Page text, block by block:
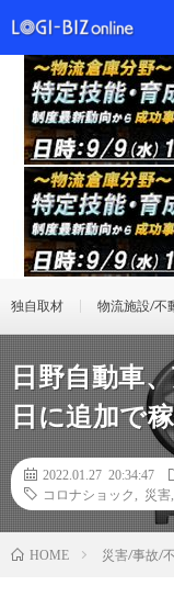
独自取材 物流施設/不
日野自動車
日に追加で
2022.01.27 20:34:47
コロナショック
災害
HOME 災害/事故/